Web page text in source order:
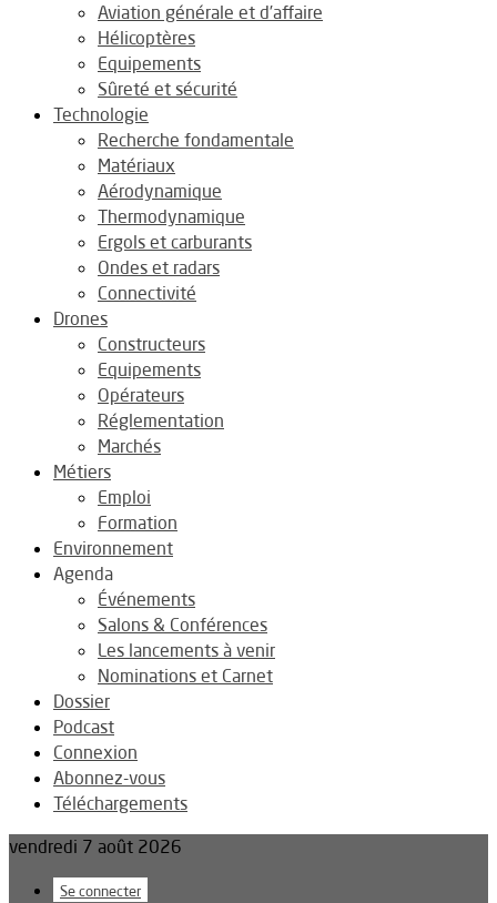
Aviation générale et d’affaire
Hélicoptères
Equipements
Sûreté et sécurité
Technologie
Recherche fondamentale
Matériaux
Aérodynamique
Thermodynamique
Ergols et carburants
Ondes et radars
Connectivité
Drones
Constructeurs
Equipements
Opérateurs
Réglementation
Marchés
Métiers
Emploi
Formation
Environnement
Agenda
Événements
Salons & Conférences
Les lancements à venir
Nominations et Carnet
Dossier
Podcast
Connexion
Abonnez-vous
Téléchargements
vendredi 7 août 2026
Se connecter